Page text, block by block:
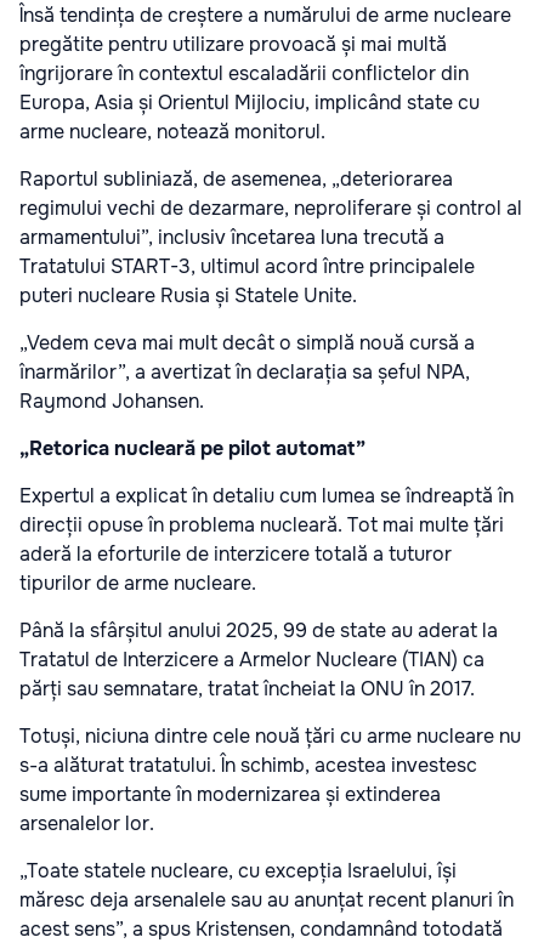
Însă tendința de creștere a numărului de arme nucleare
pregătite pentru utilizare provoacă și mai multă
îngrijorare în contextul escaladării conflictelor din
Europa, Asia și Orientul Mijlociu, implicând state cu
arme nucleare, notează monitorul.
Raportul subliniază, de asemenea, „deteriorarea
regimului vechi de dezarmare, neproliferare și control al
armamentului”, inclusiv încetarea luna trecută a
Tratatului START-3, ultimul acord între principalele
puteri nucleare Rusia și Statele Unite.
„Vedem ceva mai mult decât o simplă nouă cursă a
înarmărilor”, a avertizat în declarația sa șeful NPA,
Raymond Johansen.
„Retorica nucleară pe pilot automat”
Expertul a explicat în detaliu cum lumea se îndreaptă în
direcții opuse în problema nucleară. Tot mai multe țări
aderă la eforturile de interzicere totală a tuturor
tipurilor de arme nucleare.
Până la sfârșitul anului 2025, 99 de state au aderat la
Tratatul de Interzicere a Armelor Nucleare (TIAN) ca
părți sau semnatare, tratat încheiat la ONU în 2017.
Totuși, niciuna dintre cele nouă țări cu arme nucleare nu
s-a alăturat tratatului. În schimb, acestea investesc
sume importante în modernizarea și extinderea
arsenalelor lor.
„Toate statele nucleare, cu excepția Israelului, își
măresc deja arsenalele sau au anunțat recent planuri în
acest sens”, a spus Kristensen, condamnând totodată